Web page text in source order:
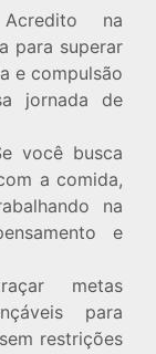
na
para superar
e compulsão
jornada de
você busca
a comida,
na
e
metas
para
restrições